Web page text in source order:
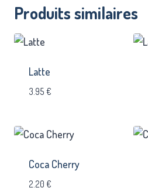
Produits similaires
Latte
3.95 €
Coca Cherry
2.20 €